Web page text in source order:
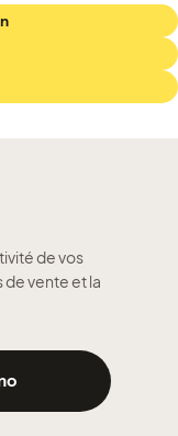
de vos
vente et la